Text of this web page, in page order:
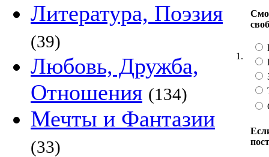
Литература, Поэзия
(39)
Любовь, Дружба,
Отношения (134)
Мечты и Фантазии
(33)
1.